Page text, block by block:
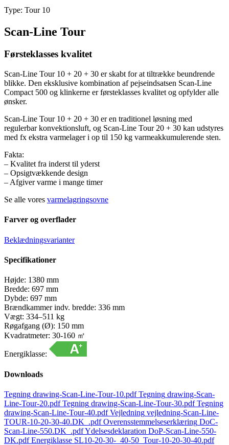
Type: Tour 10
Scan-Line Tour
Førsteklasses kvalitet
Scan-Line Tour 10 + 20 + 30 er skabt for at tiltrække beundrende
blikke. Den eksklusive kombination af pejseindsatsen Scan-Line
Compact 500 og klinkerne er førsteklasses kvalitet og opfylder alle
ønsker.
Scan-Line Tour 10 + 20 + 30 er en traditionel løsning med
regulerbar konvektionsluft, og Scan-Line Tour 20 + 30 kan udstyres
med fx ekstra varmelager i op til 150 kg varmeakkumulerende sten.
Fakta:
– Kvalitet fra inderst til yderst
– Opsigtvækkende design
– Afgiver varme i mange timer
Se alle vores varmelagringsovne
Farver og overflader
Beklædningsvarianter
Specifikationer
Højde: 1380 mm
Bredde: 697 mm
Dybde: 697 mm
Brændkammer indv. bredde: 336 mm
Vægt: 334–511 kg
Røgafgang (Ø): 150 mm
Kvadratmeter: 30-160 ㎡
Energiklasse:
Downloads
Tegning drawing-Scan-Line-Tour-10.pdf Tegning drawing-Scan-
Line-Tour-20.pdf Tegning drawing-Scan-Line-Tour-30.pdf Tegning
drawing-Scan-Line-Tour-40.pdf Vejledning vejledning-Scan-Line-
TOUR-10-20-30-40.DK_.pdf Overensstemmelseserklæring DoC-
Scan-Line-550.DK_.pdfYdelsesdeklaration DoP-Scan-Line-550-
DK.pdf Energiklasse SL10-20-30-_40-50_Tour-10-20-30-40.pdf